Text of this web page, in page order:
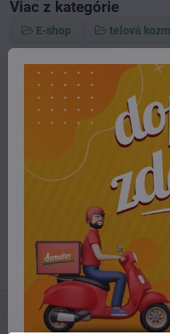
Viac z kategórie
E-shop telová
Potrebujete
+421 904 55 33 96
info​@prirodnyraj​.sk
Kamenná predajňa
Ružinovská 40, 82103
Otváracie hodiny
UTOROK 10:00 - 15:00
STREDA 10:00 - 17:00
ŠTVRTOK 10:00 - 15:00
Predchádzajúci produkt